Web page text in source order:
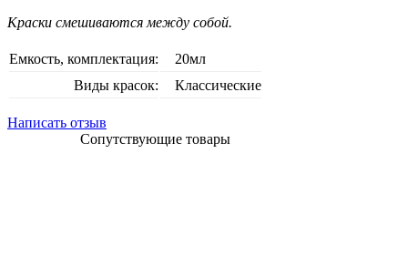
Краски смешиваются между собой.
Емкость, комплектация:
20мл
Виды красок:
Классические
Написать отзыв
Сопутствующие товары